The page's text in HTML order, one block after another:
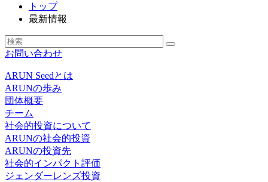
トップ
最新情報
お問い合わせ
ARUN Seedとは
ARUNの歩み
団体概要
チーム
社会的投資について
ARUNの社会的投資
ARUNの投資先
社会的インパクト評価
ジェンダーレンズ投資